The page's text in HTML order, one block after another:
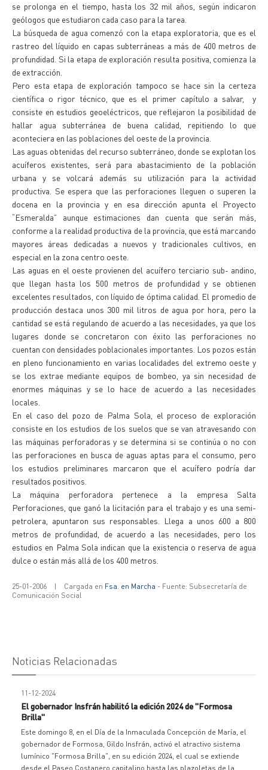
se prolonga en el tiempo, hasta los 32 mil años, según indicaron
geólogos que estudiaron cada caso para la tarea.
La búsqueda de agua comenzó con la etapa exploratoria, que es el
rastreo del líquido en capas subterráneas a más de 400 metros de
profundidad. Si la etapa de exploración resulta positiva, comienza la
de extracción.
Pero esta etapa de exploración tampoco se hace sin la certeza
científica o rigor técnico, que es el primer capítulo a salvar, y
consiste en estudios geoeléctricos, que reflejaron la posibilidad de
hallar agua subterránea de buena calidad, repitiendo lo que
aconteciera en las poblaciones del oeste de la provincia.
Las aguas obtenidas del recurso subterráneo, donde se explotan los
acuíferos existentes, será para abastacimiento de la población
urbana y se volcará además su utilización para la actividad
productiva. Se espera que las perforaciones lleguen o superen la
docena en la provincia y en esa dirección apunta el Proyecto
“Esmeralda” aunque estimaciones dan cuenta que serán más,
conforme a la realidad productiva de la provincia, que está marcando
mayores áreas dedicadas a nuevos y tradicionales cultivos, en
especial en la zona centro oeste.
Las aguas en el oeste provienen del acuífero terciario sub- andino,
que llegan hasta los 500 metros de profundidad y se obtienen
excelentes resultados, con líquido de óptima calidad. El promedio de
producción destaca unos 300 mil litros de agua por hora, pero la
cantidad se está regulando de acuerdo a las necesidades, ya que los
lugares donde se concretaron con éxito las perforaciones no
cuentan con densidades poblacionales importantes. Los pozos están
en pleno funcionamiento en varias localidades del extremo oeste y
se los extrae mediante equipos de bombeo, ya sin necesidad de
enormes máquinas y se lo hace de acuerdo a las necesidades
locales.
En el caso del pozo de Palma Sola, el proceso de exploración
consiste en los estudios de los suelos que se van atravesando con
las máquinas perforadoras y se determina si se continúa o no con
las perforaciones en busca de aguas aptas para el consumo, pero
los estudios preliminares marcaron que el acuífero podría dar
resultados positivos.
La máquina perforadora pertenece a la empresa Salta
Perforaciones, que ganó la licitación para el trabajo y es una semi-
petrolera, apuntaron sus responsables. Llega a unos 600 a 800
metros de profundidad, de acuerdo a las necesidades, pero los
estudios en Palma Sola indican que la existencia o reserva de agua
dulce o están más allá de los 400 metros.
25-01-2006 | Cargada en Fsa. en Marcha - Fuente: Subsecretaría de
Comunicación Social
Noticias Relacionadas
11-12-2024
El gobernador Insfrán habilitó la edición 2024 de "Formosa
Brilla"
Este domingo 8, en el Día de la Inmaculada Concepción de María, el
gobernador de Formosa, Gildo Insfrán, activó el atractivo sistema
lumínico "Formosa Brilla", en su edición 2024, el cual se extiende
desde el Paseo Costanero capitalino hasta las plazoletas de la